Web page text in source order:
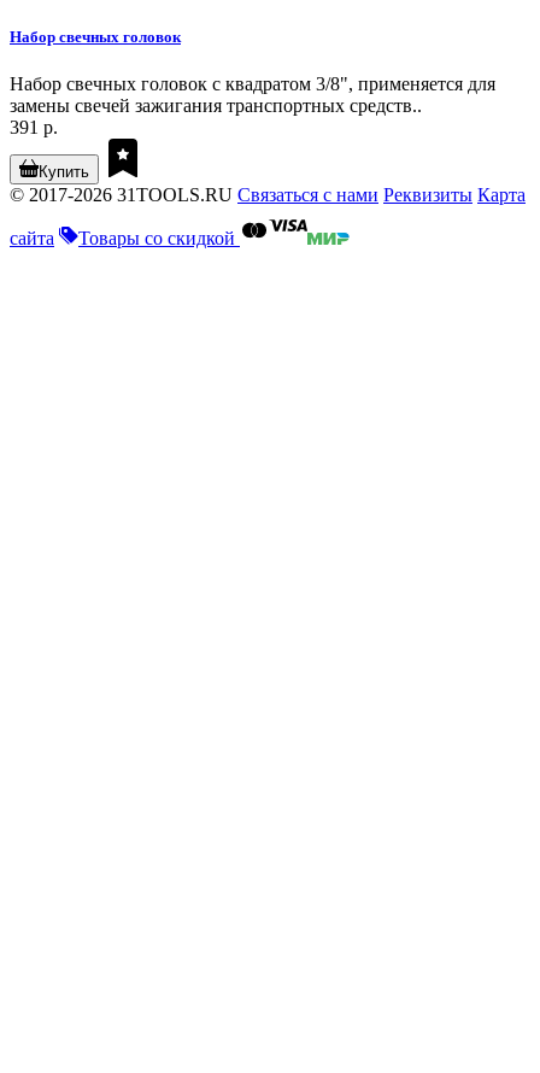
Набор свечных головок
Набор свечных головок с квадратом 3/8", применяется для
замены свечей зажигания транспортных средств..
391 р.
Купить
© 2017-2026 31TOOLS.RU Связаться с нами Реквизиты Карта
сайта Товары со скидкой